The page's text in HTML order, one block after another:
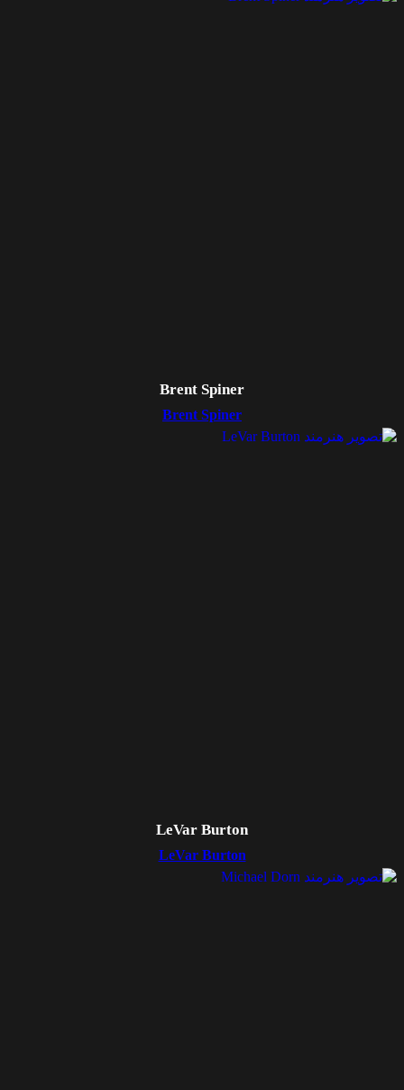
Brent Spiner
Brent Spiner
LeVar Burton
LeVar Burton